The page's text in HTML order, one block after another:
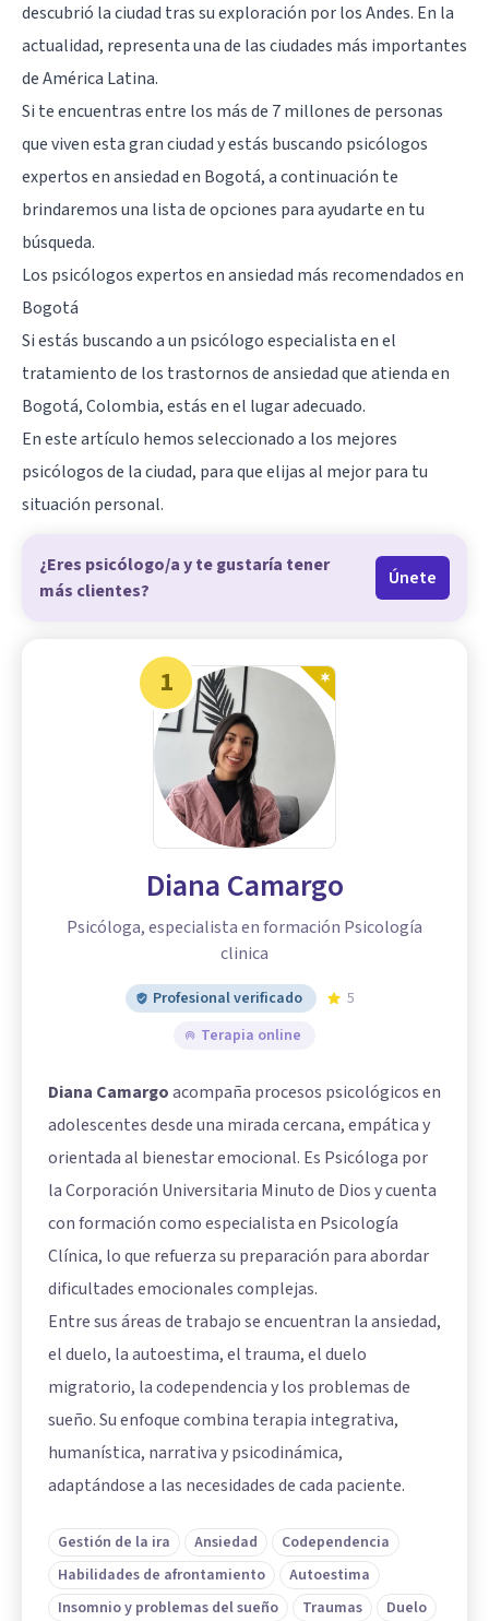
descubrió la ciudad tras su exploración por los Andes. En la
actualidad, representa una de las ciudades más importantes
de América Latina.
Si te encuentras entre los más de 7 millones de personas
que viven esta gran ciudad y estás buscando psicólogos
expertos en ansiedad en Bogotá, a continuación te
brindaremos una lista de opciones para ayudarte en tu
búsqueda.
Los psicólogos expertos en ansiedad más recomendados en
Bogotá
Si estás buscando a un psicólogo especialista en el
tratamiento de los trastornos de ansiedad que atienda en
Bogotá, Colombia, estás en el lugar adecuado.
En este artículo hemos seleccionado a los mejores
psicólogos de la ciudad, para que elijas al mejor para tu
situación personal.
¿Eres psicólogo/a y te gustaría tener
más clientes?
Únete
1
Diana Camargo
Psicóloga, especialista en formación Psicología
clinica
Profesional verificado
5
Terapia online
Diana Camargoacompaña procesos psicológicos en
adolescentes desde una mirada cercana, empática y
orientada al bienestar emocional. Es Psicóloga por
la Corporación Universitaria Minuto de Dios y cuenta
con formación como especialista en Psicología
Clínica, lo que refuerza su preparación para abordar
dificultades emocionales complejas.
Entre sus áreas de trabajo se encuentran la ansiedad,
el duelo, la autoestima, el trauma, el duelo
migratorio, la codependencia y los problemas de
sueño. Su enfoque combina terapia integrativa,
humanística, narrativa y psicodinámica,
adaptándose a las necesidades de cada paciente.
Gestión de la ira Ansiedad
Codependencia
Habilidades de afrontamiento
Autoestima
Insomnio y problemas del sueño
Traumas
Duelo